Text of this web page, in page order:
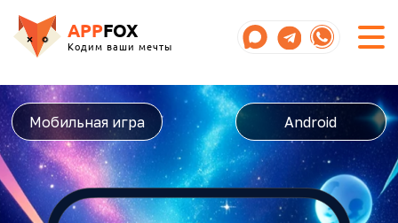
APPFOX
Кодим ваши мечты
Мобильная игра Android